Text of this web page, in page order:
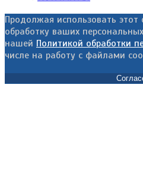
Продолжая использовать этот
обработку ваших
нашей Политикой обработки
числе на работу с файлами